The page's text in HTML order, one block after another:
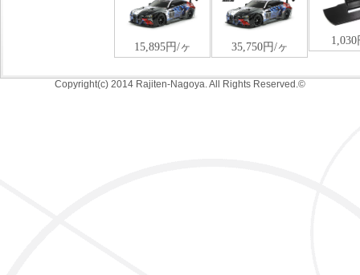
Copyright(c) 2014 Rajiten-Nagoya. All Rights Reserved.©